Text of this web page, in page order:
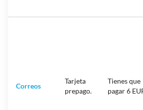
Correos
Tarjeta
prepago.
Tienes que
pagar 6